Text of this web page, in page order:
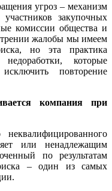
угроз – механизм
закупочных
комиссии общества и
жалобы мы имеем
но эта практика
которые
повторение
компания при
или ненадлежащим
по результатам
– один из самых